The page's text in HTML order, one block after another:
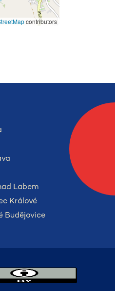
contributors
Labem
Králové
Budějovice